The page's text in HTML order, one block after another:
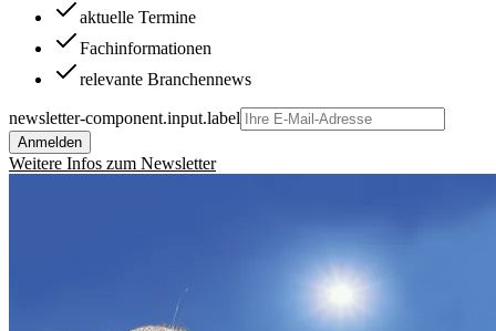
aktuelle Termine
Fachinformationen
relevante Branchennews
newsletter-component.input.label
Anmelden
Weitere Infos zum Newsletter